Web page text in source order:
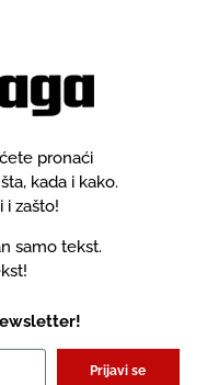
pronaći
kada i kako.
i zašto!
samo tekst.
Prijavi se